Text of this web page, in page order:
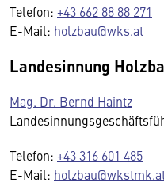
Telefon: +43 662 88 88 271
E-Mail: holzbau@wks.at
Landesinnung
Mag. Dr. Bernd Haintz
Telefon: +43 316 601 485
E-Mail: